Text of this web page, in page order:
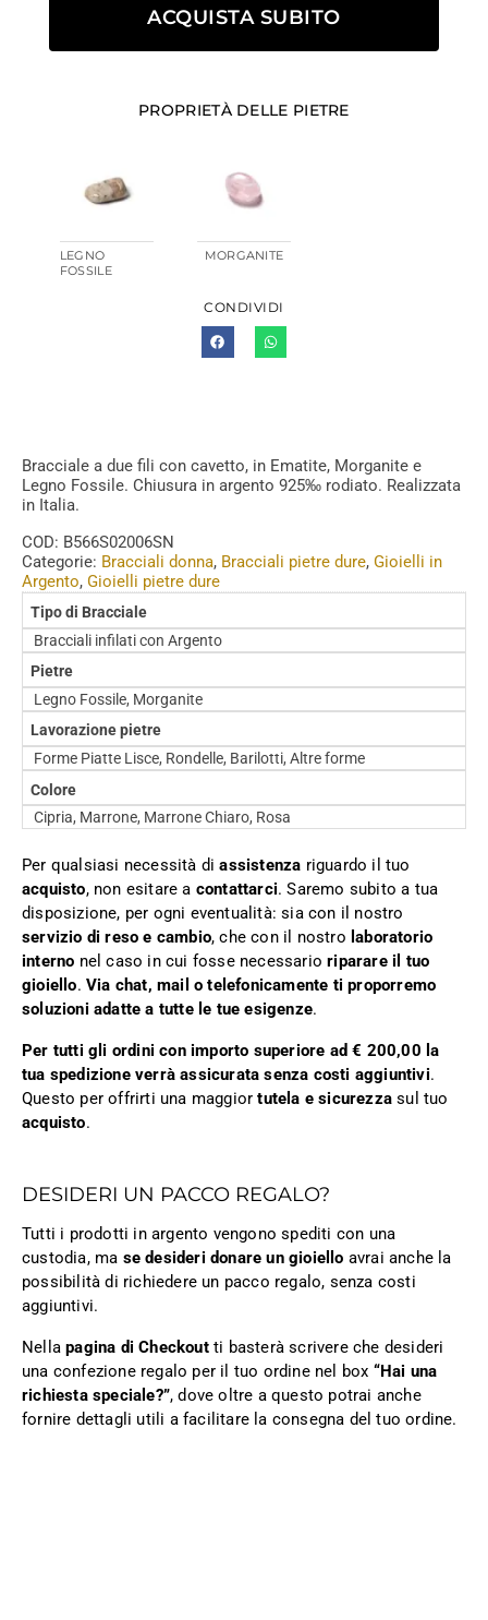
ACQUISTA SUBITO
PROPRIETÀ DELLE PIETRE
LEGNO
FOSSILE
MORGANITE
CONDIVIDI
Bracciale a due fili con cavetto, in Ematite, Morganite e
Legno Fossile. Chiusura in argento 925‰ rodiato. Realizzata
in Italia.
COD: B566S02006SN
Categorie: Bracciali donna, Bracciali pietre dure, Gioielli in
Argento, Gioielli pietre dure
Tipo di Bracciale
Bracciali infilati con Argento
Pietre
Legno Fossile, Morganite
Lavorazione pietre
Forme Piatte Lisce, Rondelle, Barilotti, Altre forme
Colore
Cipria, Marrone, Marrone Chiaro, Rosa
Per qualsiasi necessità diassistenza riguardo il tuo
acquisto, non esitare a contattarci. Saremo subito a tua
disposizione, per ogni eventualità: sia con il nostro
servizio di reso e cambio, che con il nostro laboratorio
interno nel caso in cui fosse necessarioriparare il tuo
gioiello.Via chat, mail o telefonicamente ti proporremo
soluzioni adatte a tutte le tue esigenze.
Per tutti gli ordini con importo superiore ad € 200,00 la
tua spedizione verrà assicurata senza costi aggiuntivi.
Questo per offrirti una maggiortutela e sicurezza sul tuo
acquisto.
DESIDERI UN PACCO REGALO?
Tutti i prodotti in argento vengono spediti con una
custodia, ma se desideri donare un gioiello avrai anche la
possibilità di richiedere un pacco regalo, senza costi
aggiuntivi.
Nellapagina di Checkoutti basterà scrivere che desideri
una confezione regalo per il tuo ordine nel box “Hai una
richiesta speciale?”, dove oltre a questo potrai anche
fornire dettagli utili a facilitare la consegna del tuo ordine.